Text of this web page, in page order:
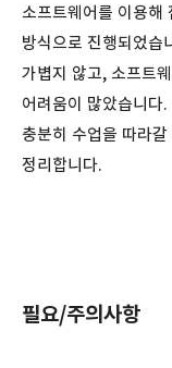
소프트웨어를 이용해
방식으로 진행되었습
가볍지 않고, 소프트
어려움이 많았습니다
충분히 수업을 따라
정리합니다.
필요/주의사항